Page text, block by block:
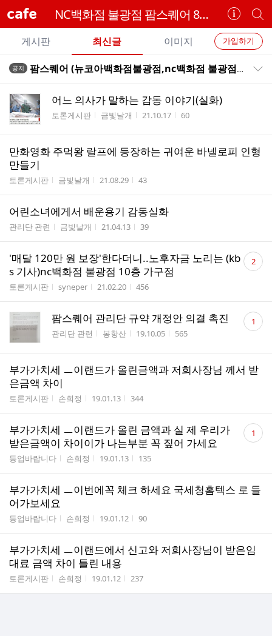
cafe NC백화점 불광점 팜스퀘어 8천명 분양사기피해자 대책위원회
카
페
정
보
보
기
개
별
카
페
검
카
페
메
뉴
가입하기
게시판 최신글 이미지
전
글
트
공지 팜스퀘어 (뉴코아백화점불광점,nc백화점 불광점정문 )분양비리 검찰,경찰 수사 촉구 시위현수막
어느 의사가 말하는 감동 이야기(실화)
게시판명
토론게시판 작성자
금빛날개 작성시간
21.10.17 조회수
60
만화영화 주먹왕 랄프에 등장하는 귀여운 바넬로피 인형
만들기
게시판명
토론게시판 작성자
금빛날개 작성시간
21.08.29 조회수
43
어린소녀에게서 배운용기 감동실화
게시판명
관리단 관련 작성자
금빛날개 작성시간
21.04.13 조회수
39
'매달 120만 원 보장'한다더니..노후자금 노리는 (kb
s 기사)nc백화점 불광점 10층 가구점
게시판명
토론게시판 작성자
syneper 작성시간
21.02.20 조회수
456
댓
글 2
팜스퀘어 관리단 규약 개정안 의결 촉진
게시판명
관리단 관련 작성자
봉항산 작성시간
19.10.05 조회수
565
댓
글 1
부가가치세 ㅡ이랜드가 올린금액과 저희사장님 께서 받
은금액 차이
게시판명
토론게시판 작성자
손희정 작성시간
19.01.13 조회수
344
부가가치세 ㅡ이랜드가 올린 금액과 실 제 우리가
받은금액이 차이이가 나는부분 꼭 짚어 가세요
게시판명
등업바랍니다 작성자
손희정 작성시간
19.01.13 조회수
135
댓
글 1
부가가치세 ㅡ이번에꼭 체크 하세요 국세청홈텍스 로 들
어가보세요
게시판명
등업바랍니다 작성자
손희정 작성시간
19.01.12 조회수
90
부가가치세 ㅡ이랜드에서 신고와 저희사장님이 받은임
대료 금액 차이 틀린 내용
게시판명
토론게시판 작성자
손희정 작성시간
19.01.12 조회수
237